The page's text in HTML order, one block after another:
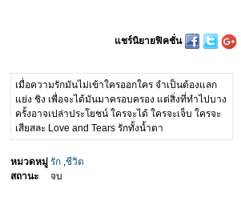
แชร์นิยายฟิคชั่น
เมื่อความรักมันไม่เข้าใครออกใคร จำเป็นต้องแลก
แย่ง ชิง เพื่อจะได้มันมาครอบครอง แต่สิ่งที่ทำไปบาง
ครั้งอาจเปล่าประโยชน์ ใครจะได้ ใครจะเจ็บ ใครจะ
เสียสละ Love and Tears รักทั้งน้ำตา
หมวดหมู่ รัก ,ชีวิต
สถานะ
จบ